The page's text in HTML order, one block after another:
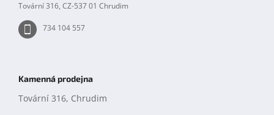
Tovární 316, CZ-537 01 Chrudim
734 104 557
Kamenná prodejna
Tovární 316, Chrudim